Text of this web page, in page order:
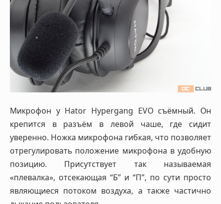
Микрофон у Hator Hypergang EVO съёмный. Он
крепится в разъём в левой чаше, где сидит
уверенно. Ножка микрофона гибкая, что позволяет
отрегулировать положение микрофона в удобную
позицию. Присутствует так называемая
«плевалка», отсекающая “Б” и “П”, по сути просто
являющиеся потоком воздуха, а также частично